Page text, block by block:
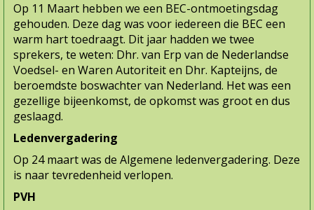
Op 11 Maart hebben we een BEC-ontmoetingsdag
gehouden. Deze dag was voor iedereen die BEC een
warm hart toedraagt. Dit jaar hadden we twee
sprekers, te weten: Dhr. van Erp van de Nederlandse
Voedsel- en Waren Autoriteit en Dhr. Kapteijns, de
beroemdste boswachter van Nederland. Het was een
gezellige bijeenkomst, de opkomst was groot en dus
geslaagd.
Ledenvergadering
Op 24 maart was de Algemene ledenvergadering. Deze
is naar tevredenheid verlopen.
PVH